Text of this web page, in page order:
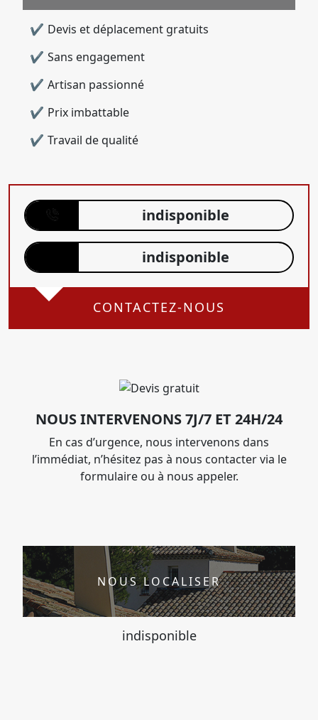
Devis et déplacement gratuits
Sans engagement
Artisan passionné
Prix imbattable
Travail de qualité
indisponible
indisponible
CONTACTEZ-NOUS
NOUS INTERVENONS 7J/7 ET 24H/24
En cas d’urgence, nous intervenons dans
l’immédiat, n’hésitez pas à nous contacter via le
formulaire ou à nous appeler.
NOUS LOCALISER
indisponible